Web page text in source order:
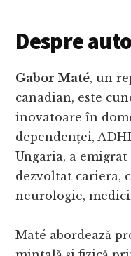
Despre
Gabor Maté, un
canadian, este
inovatoare în
dependenței,
Ungaria, a
dezvoltat cariera,
neurologie,
Maté abordează